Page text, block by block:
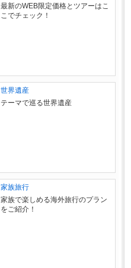
最新のWEB限定価格とツアーはこ
こでチェック！
世界遺産
テーマで巡る世界遺産
家族旅行
家族で楽しめる海外旅行のプラン
をご紹介！